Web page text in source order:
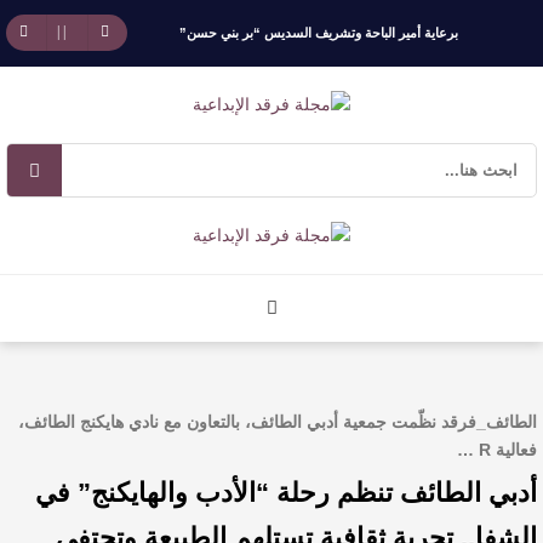
برعاية أمير الباحة وتشريف السديس “بر بني حسن”
تكرّم الفائزين بجائزة “رواد العمل التطوعي 4”
جائزة المهندس زياد الزهراني للتفوق العلمي تكرّم
الروائي جابر محمد مدخلي: أحضر داخل رواياتي
بحذر، والثقافة قوتنا الناعمة لمخاطبة العالم.
الطائف_فرقد نظّمت جمعية أدبي الطائف، بالتعاون مع نادي هايكنج الطائف،
فعالية R …
أدبي الطائف تنظم رحلة “الأدب والهايكنج” في